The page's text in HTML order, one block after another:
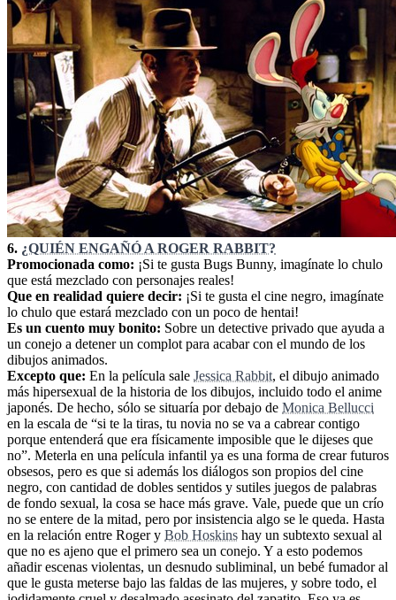
6. ¿QUIÉN ENGAÑÓ A ROGER RABBIT?
Promocionada como: ¡Si te gusta Bugs Bunny, imagínate lo chulo
que está mezclado con personajes reales!
Que en realidad quiere decir: ¡Si te gusta el cine negro, imagínate
lo chulo que estará mezclado con un poco de hentai!
Es un cuento muy bonito: Sobre un detective privado que ayuda a
un conejo a detener un complot para acabar con el mundo de los
dibujos animados.
Excepto que: En la película sale Jessica Rabbit, el dibujo animado
más hipersexual de la historia de los dibujos, incluido todo el anime
japonés. De hecho, sólo se situaría por debajo de Monica Bellucci
en la escala de “si te la tiras, tu novia no se va a cabrear contigo
porque entenderá que era físicamente imposible que le dijeses que
no”. Meterla en una película infantil ya es una forma de crear futuros
obsesos, pero es que si además los diálogos son propios del cine
negro, con cantidad de dobles sentidos y sutiles juegos de palabras
de fondo sexual, la cosa se hace más grave. Vale, puede que un crío
no se entere de la mitad, pero por insistencia algo se le queda. Hasta
en la relación entre Roger y Bob Hoskins hay un subtexto sexual al
que no es ajeno que el primero sea un conejo. Y a esto podemos
añadir escenas violentas, un desnudo subliminal, un bebé fumador al
que le gusta meterse bajo las faldas de las mujeres, y sobre todo, el